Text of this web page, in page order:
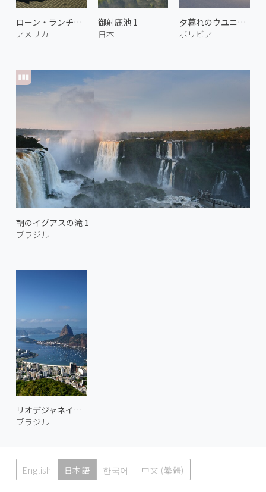
ローン・ランチ・ビーチ 3
アメリカ
御射鹿池 1
日本
朝のイグアスの滝 1
ブラジル
夕暮れのウユニ塩湖 1
ボリビア
リオデジャネイロの街並み 2
ブラジル
English 日本語 한국어 中文 (繁體)